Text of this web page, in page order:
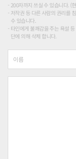
200자까지 쓰실 수 있습니다.
저작권 등 다른 사람의 권리를
수 있습니다.
타인에게 불쾌감을 주는 욕설
단에 의해 삭제 합니다.